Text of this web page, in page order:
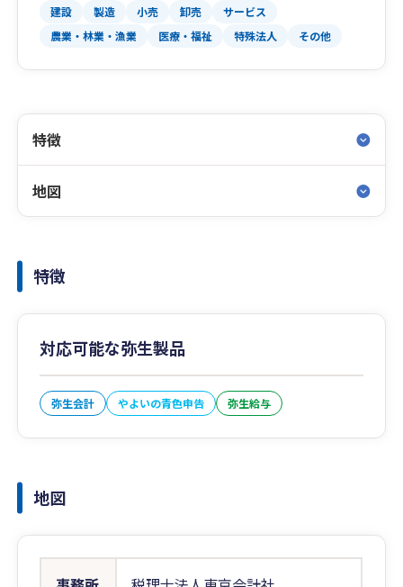
建設 製造 小売 卸売
サービス
農業・林業・漁業
医療・福祉 特殊法人 その他
特徴
地図
特徴
対応可能な弥生製品
弥生会計 やよいの青色申告 弥生給与
地図